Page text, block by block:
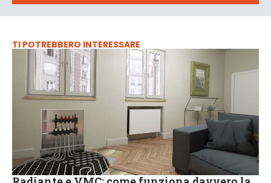
TI POTREBBERO INTERESSARE